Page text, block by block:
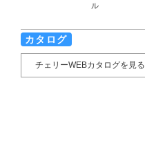
ル
カタログ
チェリーWEBカタログを見る